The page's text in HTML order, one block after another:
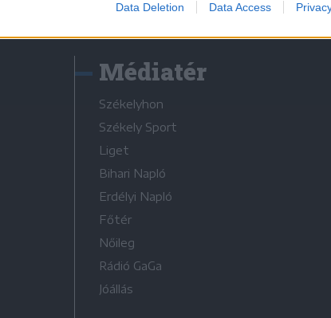
Data Deletion Data Access
Médiatér
Székelyhon
Székely Sport
Liget
Bihari Napló
Erdélyi Napló
Főtér
Nőileg
Rádió GaGa
Jóállás